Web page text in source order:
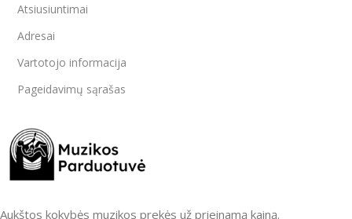
Atsiusiuntimai
Adresai
Vartotojo informacija
Pageidavimų sąrašas
Aukštos kokybės muzikos prekės už prieinamą kainą.